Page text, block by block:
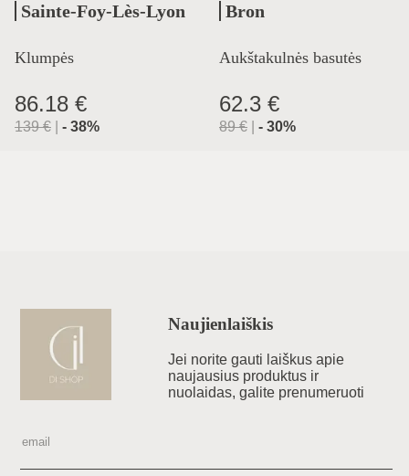
Sainte-Foy-Lès-Lyon
Klumpės
86.18 €
139€ - 38%
Bron
Aukštakulnės basutės
62.3 €
89€ - 30%
Naujienlaiškis
Jei norite gauti laiškus apie
naujausius produktus ir
nuolaidas, galite prenumeruoti